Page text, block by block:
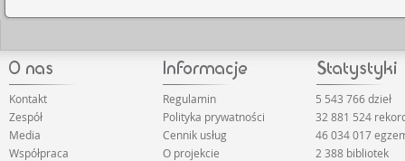
Kontakt
Zespół
Media
Współpraca
Regulamin
Polityka prywatności
Cennik usług
O projekcie
5 543 766 dzieł
32 881 524
46 034 017
2 388 bibliotek